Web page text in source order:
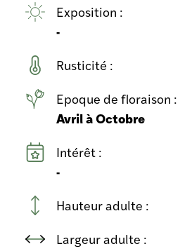
Exposition :
-
Rusticité :
Epoque de floraison :
Avril à Octobre
Intérêt :
-
Hauteur adulte :
Largeur adulte :